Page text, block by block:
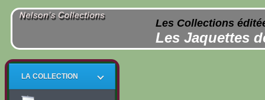
Les Collections
Les Jaquettes
LA COLLECTION